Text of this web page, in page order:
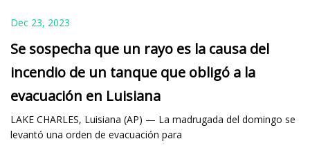
Dec 23, 2023
Se sospecha que un rayo es la causa del
incendio de un tanque que obligó a la
evacuación en Luisiana
LAKE CHARLES, Luisiana (AP) — La madrugada del domingo se
levantó una orden de evacuación para